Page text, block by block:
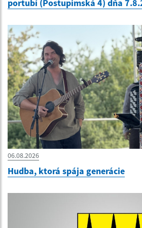
portubí (Postupimská 4) dňa
06.08.2026
Hudba, ktorá spája generácie